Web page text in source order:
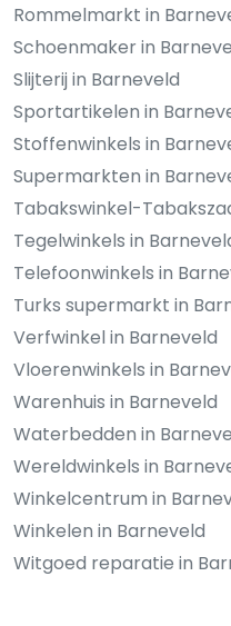
Rommelmarkt in
Schoenmaker in
Slijterij in Barneveld
Sportartikelen in
Stoffenwinkels in
Supermarkten in
Tabakswinkel-
Tegelwinkels in
Telefoonwinkels in
Turks supermarkt in
Verfwinkel in Barneveld
Vloerenwinkels in
Warenhuis in Barneveld
Waterbedden in
Wereldwinkels in
Winkelcentrum in
Winkelen in Barneveld
Witgoed reparatie in